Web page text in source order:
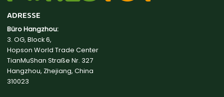
ADRESSE
Büro Hangzhou:
3. OG, Block 6,
Hopson World Trade Center
TianMuShan Straße Nr. 327
Hangzhou, Zhejiang, China
310023